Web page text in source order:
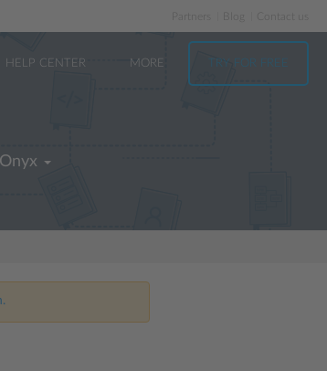
Partners
HELP CENTER MORE TRY FOR FREE